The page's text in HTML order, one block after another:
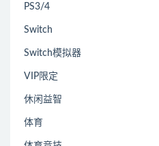
PS3/4
Switch
Switch模拟器
VIP限定
休闲益智
体育